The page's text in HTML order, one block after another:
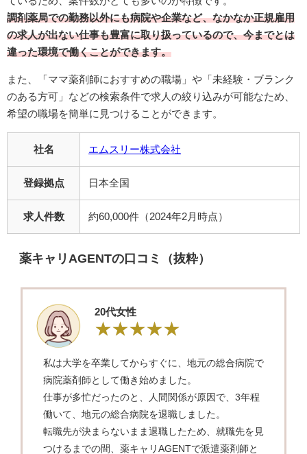
調剤薬局での勤務以外にも病院や企業など、なかなか正規雇用
の求人が出ない仕事も豊富に取り扱っているので、今までとは
違った環境で働くことができます。
また、「ママ薬剤師におすすめの職場」や「未経験・ブランク
のある方可」などの検索条件で求人の絞り込みが可能なため、
希望の職場を簡単に見つけることができます。
社名 エムスリー株式会社
登録拠点 日本全国
求人件数 約60,000件（2024年2月時点）
薬キャリAGENTの口コミ（抜粋）
20代女性
私は大学を卒業してからすぐに、地元の総合病院で
病院薬剤師として働き始めました。
仕事が多忙だったのと、人間関係が原因で、3年程
働いて、地元の総合病院を退職しました。
転職先が決まらないまま退職したため、就職先を見
つけるまでの間、薬キャリAGENTで派遣薬剤師と